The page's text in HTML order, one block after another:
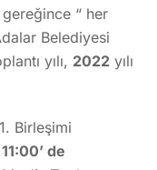
“ her
Belediyesi
yılı, 2022 yılı
Birleşimi
11:00’ de